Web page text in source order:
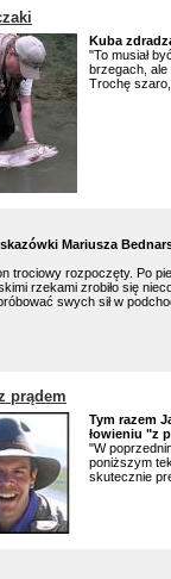
Kuba
"To musiał
brzegach, ale
Trochę
Mariusza
trociowy rozpoczęty. Po
rzekami zrobiło się
swych sił w
prądem
Tym razem
łowieniu "z
"W
poniższym
skutecznie